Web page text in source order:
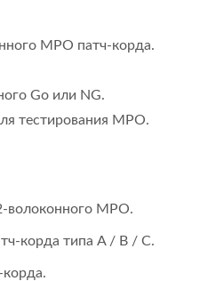
MPO патч-корда.
Go или NG.
тестирования MPO.
волоконного MPO.
корда типа A / B / C.
корда.